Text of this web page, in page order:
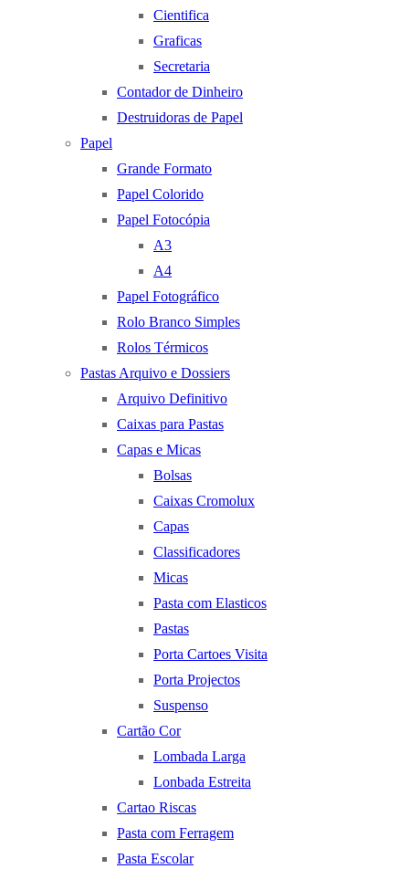
Cientifica
Graficas
Secretaria
Contador de Dinheiro
Destruidoras de Papel
Papel
Grande Formato
Papel Colorido
Papel Fotocópia
A3
A4
Papel Fotográfico
Rolo Branco Simples
Rolos Térmicos
Pastas Arquivo e Dossiers
Arquivo Definitivo
Caixas para Pastas
Capas e Micas
Bolsas
Caixas Cromolux
Capas
Classificadores
Micas
Pasta com Elasticos
Pastas
Porta Cartoes Visita
Porta Projectos
Suspenso
Cartão Cor
Lombada Larga
Lonbada Estreita
Cartao Riscas
Pasta com Ferragem
Pasta Escolar